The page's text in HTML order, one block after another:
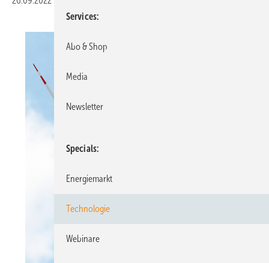
Services
Abo & Shop
Media
Newsletter
Specials
Energiemarkt
Technologie
Webinare